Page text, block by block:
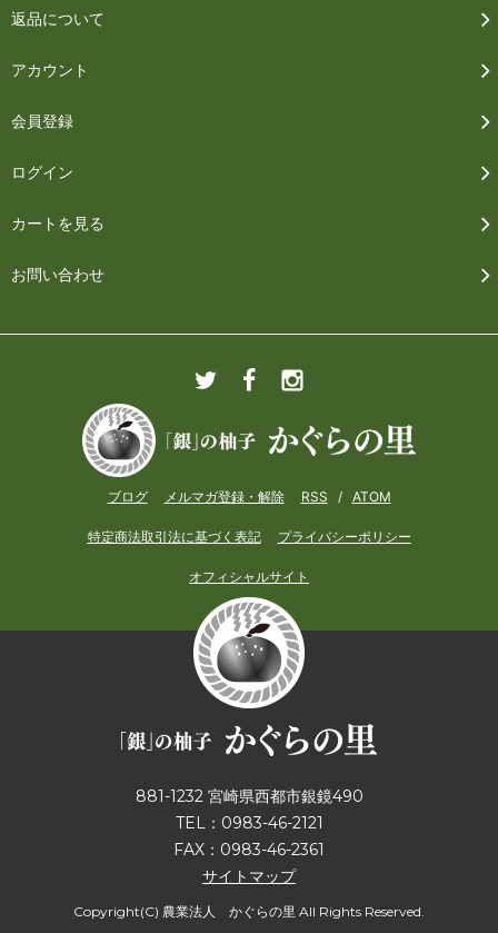
返品について
アカウント
会員登録
ログイン
カートを見る
お問い合わせ
ブログ メルマガ登録・解除 RSS / ATOM
特定商法取引法に基づく表記 プライバシーポリシー
オフィシャルサイト
881-1232 宮崎県西都市銀鏡490
TEL：0983-46-2121
FAX：0983-46-2361
サイトマップ
Copyright(C) 農業法人 かぐらの里 All Rights Reserved.